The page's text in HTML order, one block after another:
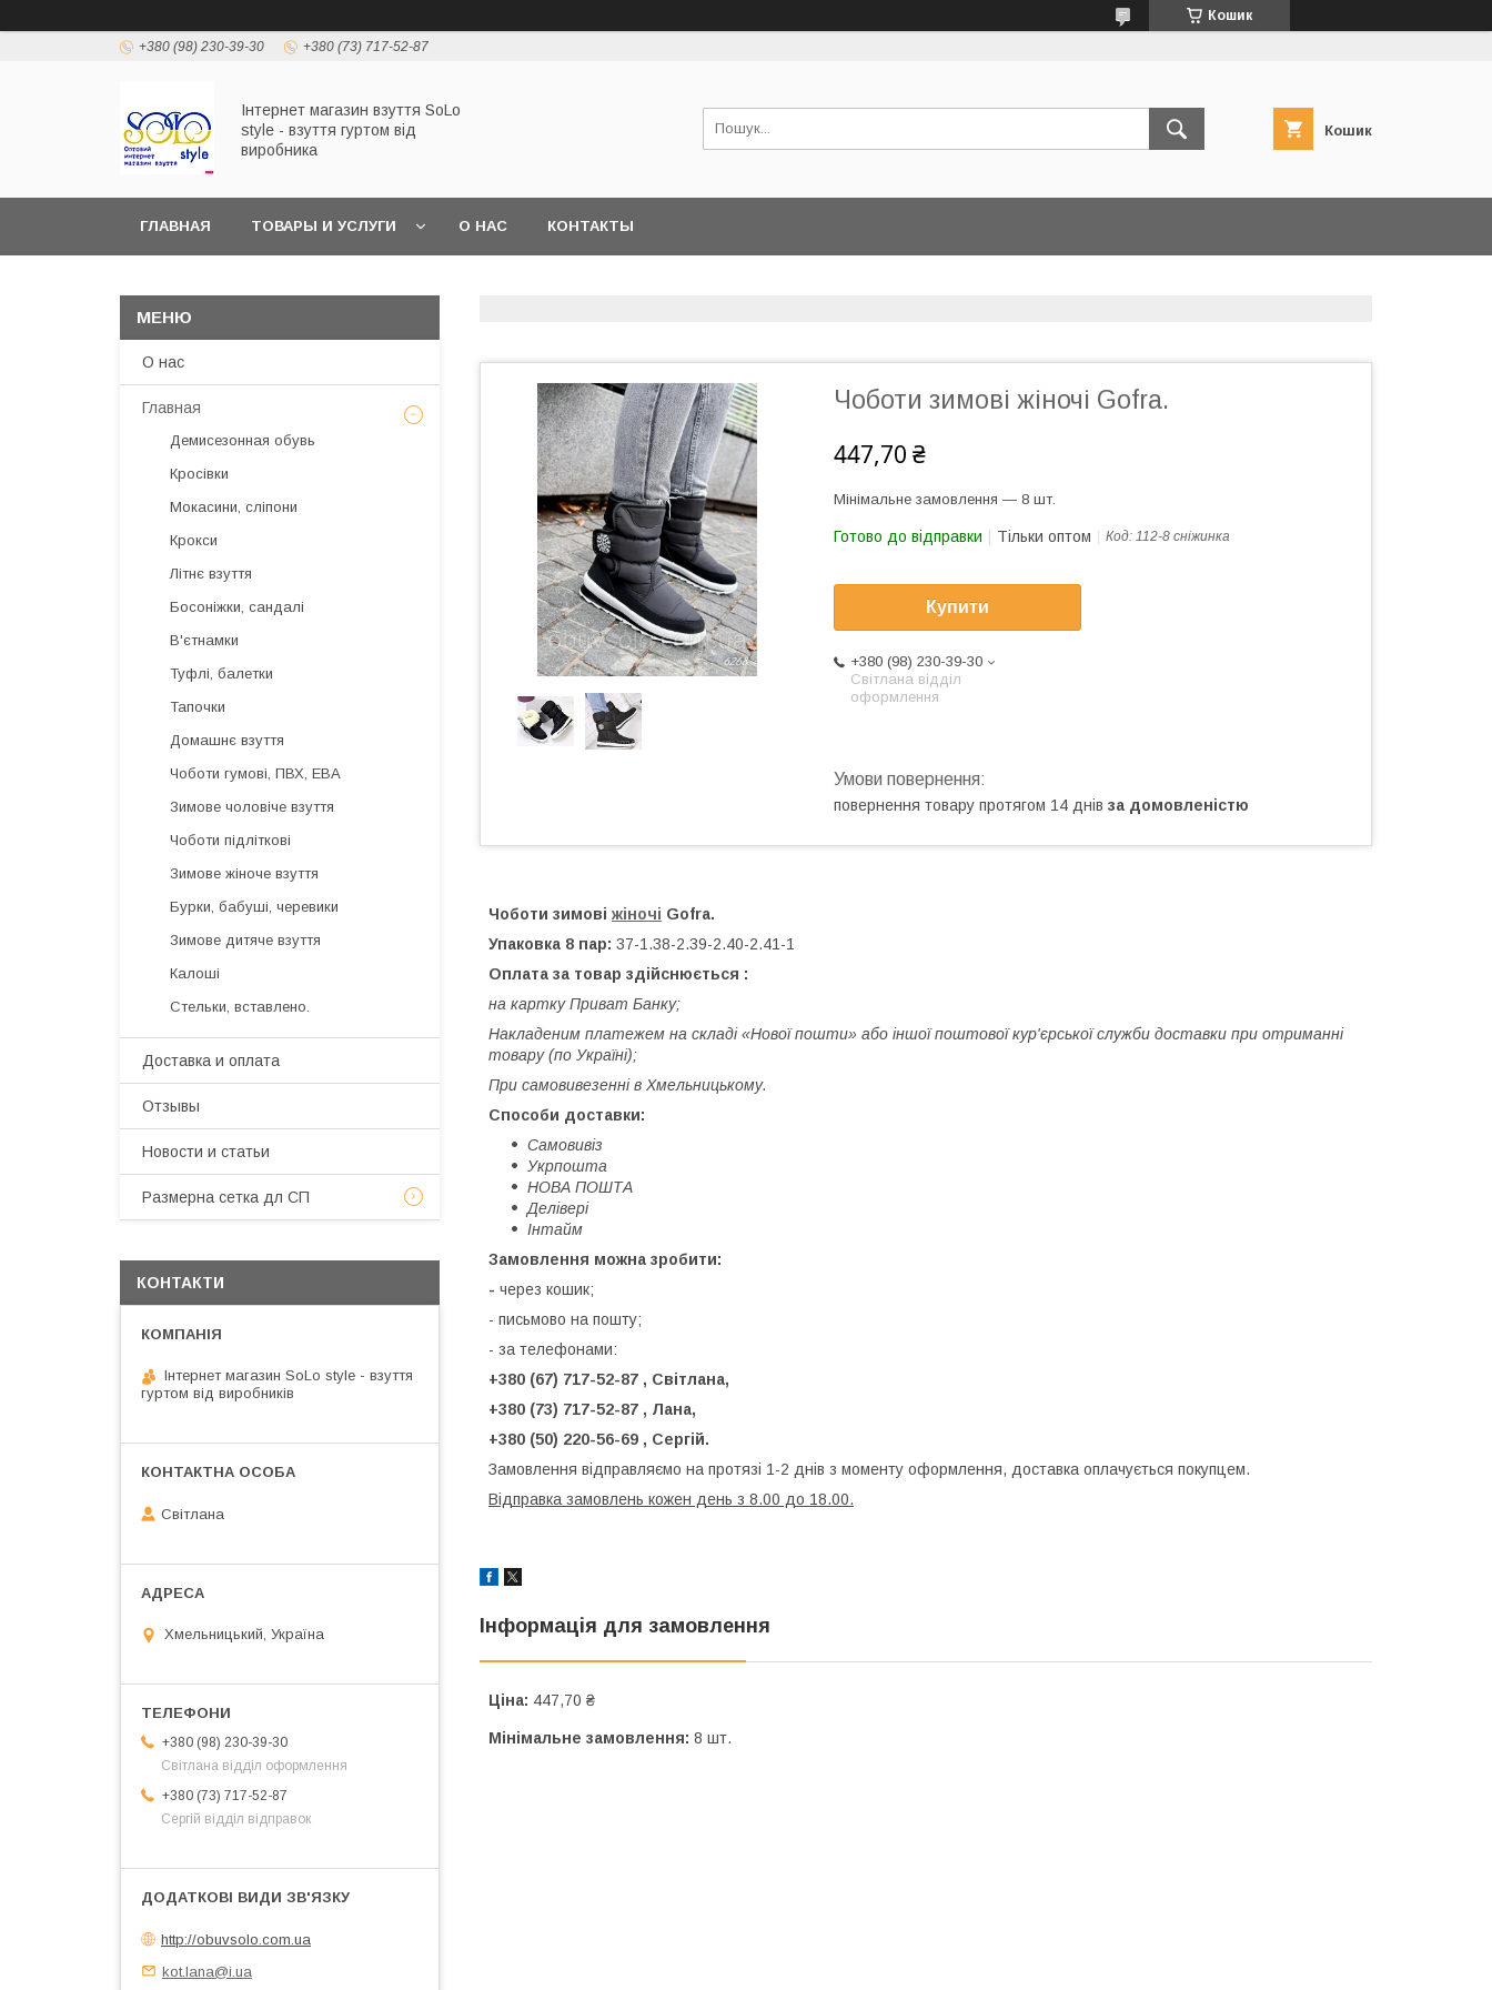
Кошик
+380 (98) 230-39-30 +380 (73) 717-52-87
Інтернет магазин взуття SoLo
style - взуття гуртом від
виробника
Кошик
ГЛАВНАЯ ТОВАРЫ И УСЛУГИ О НАС КОНТАКТЫ
Чоботи зимові жіночі Gofra.
447,70 ₴
Мінімальне замовлення — 8 шт.
Готово до відправки Тільки оптом Код: 112-8 сніжинка
Купити
+380 (98) 230-39-30
Світлана відділ
оформлення
повернення товару протягом 14 днів за домовленістю
Чоботи зимові жіночі Gofra.
Упаковка 8 пар: 37-1.38-2.39-2.40-2.41-1
Оплата за товар здійснюється :
на картку Приват Банку;
Накладеним платежем на складі «Нової пошти» або іншої поштової кур'єрської служби доставки при отриманні
товару (по Україні);
При самовивезенні в Хмельницькому.
Способи доставки:
Самовивіз
Укрпошта
НОВА ПОШТА
Делівері
Інтайм
Замовлення можна зробити:
- через кошик;
- письмово на пошту;
- за телефонами:
+380
67 717-52-87 Світлана,
+380
73 717-52-87 Лана,
+380 50 220-56-69
Сергій.
Замовлення відправляємо на протязі 1-2 днів з моменту оформлення, доставка оплачується покупцем.
Відправка замовлень кожен день з 8.00 до 18.00.
Інформація для замовлення
Ціна: 447,70 ₴
Мінімальне замовлення: 8 шт.
О нас
Главная
Демисезонная обувь
Кросівки
Мокасини, сліпони
Крокси
Літнє взуття
Босоніжки, сандалі
В'єтнамки
Туфлі, балетки
Тапочки
Домашнє взуття
Чоботи гумові, ПВХ, ЕВА
Зимове чоловіче взуття
Чоботи підліткові
Зимове жіноче взуття
Бурки, бабуші, черевики
Зимове дитяче взуття
Калоші
Стельки, вставлено.
Доставка и оплата
Отзывы
Новости и статьи
Размерна сетка дл СП
КОНТАКТИ
Інтернет магазин SoLo style - взуття
гуртом від виробників
Світлана
Хмельницький, Україна
+380 (98) 230-39-30
Світлана відділ оформлення
+380 (73) 717-52-87
Сергій відділ відправок
http://obuvsolo.com.ua
kot.lana@i.ua